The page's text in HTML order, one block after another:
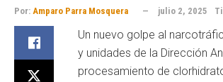
Por: Amparo Parra Mosquera julio 2, 2025
Un nuevo golpe al
y unidades de la Dirección
procesamiento de